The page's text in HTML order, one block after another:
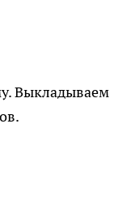
Выкладываем